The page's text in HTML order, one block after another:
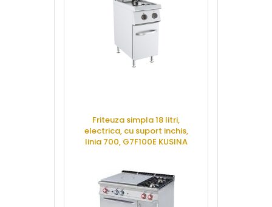
Friteuza simpla 18 litri,
electrica, cu suport inchis,
linia 700, G7F100E KUSINA